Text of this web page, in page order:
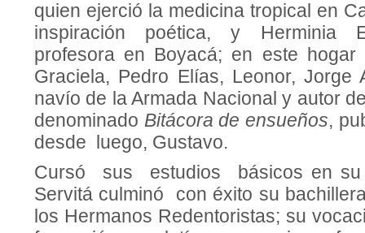
quien ejerció la medicina tropical en
inspiración poética, y Herminia
profesora en Boyacá; en este hogar
Graciela, Pedro Elías, Leonor, Jorge
navío de la Armada Nacional y autor
denominado Bitácora de ensueños,
desde luego, Gustavo.
Cursó sus estudios básicos en su
Servitá culminó con éxito su
los Hermanos Redentoristas; su